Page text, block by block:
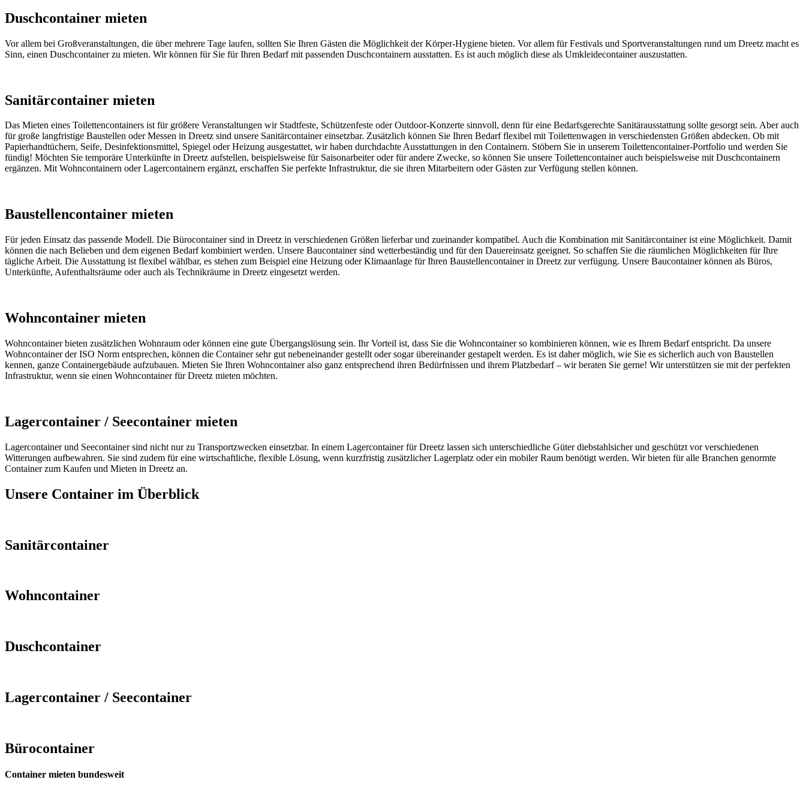
Duschcontainer mieten
Vor allem bei Großveranstaltungen, die über mehrere Tage laufen, sollten Sie Ihren Gästen die Möglichkeit der Körper-Hygiene bieten. Vor allem für Festivals und Sportveranstaltungen rund um Dreetz macht es
Sinn, einen Duschcontainer zu mieten. Wir können für Sie für Ihren Bedarf mit passenden Duschcontainern ausstatten. Es ist auch möglich diese als Umkleidecontainer auszustatten.
Sanitärcontainer mieten
Das Mieten eines Toilettencontainers ist für größere Veranstaltungen wir Stadtfeste, Schützenfeste oder Outdoor-Konzerte sinnvoll, denn für eine Bedarfsgerechte Sanitärausstattung sollte gesorgt sein. Aber auch
für große langfristige Baustellen oder Messen in Dreetz sind unsere Sanitärcontainer einsetzbar. Zusätzlich können Sie Ihren Bedarf flexibel mit Toilettenwagen in verschiedensten Größen abdecken. Ob mit
Papierhandtüchern, Seife, Desinfektionsmittel, Spiegel oder Heizung ausgestattet, wir haben durchdachte Ausstattungen in den Containern. Stöbern Sie in unserem Toilettencontainer-Portfolio und werden Sie
fündig! Möchten Sie temporäre Unterkünfte in Dreetz aufstellen, beispielsweise für Saisonarbeiter oder für andere Zwecke, so können Sie unsere Toilettencontainer auch beispielsweise mit Duschcontainern
ergänzen. Mit Wohncontainern oder Lagercontainern ergänzt, erschaffen Sie perfekte Infrastruktur, die sie ihren Mitarbeitern oder Gästen zur Verfügung stellen können.
Baustellencontainer mieten
Für jeden Einsatz das passende Modell. Die Bürocontainer sind in Dreetz in verschiedenen Größen lieferbar und zueinander kompatibel. Auch die Kombination mit Sanitärcontainer ist eine Möglichkeit. Damit
können die nach Belieben und dem eigenen Bedarf kombiniert werden. Unsere Baucontainer sind wetterbeständig und für den Dauereinsatz geeignet. So schaffen Sie die räumlichen Möglichkeiten für Ihre
tägliche Arbeit. Die Ausstattung ist flexibel wählbar, es stehen zum Beispiel eine Heizung oder Klimaanlage für Ihren Baustellencontainer in Dreetz zur verfügung. Unsere Baucontainer können als Büros,
Unterkünfte, Aufenthaltsräume oder auch als Technikräume in Dreetz eingesetzt werden.
Wohncontainer mieten
Wohncontainer bieten zusätzlichen Wohnraum oder können eine gute Übergangslösung sein. Ihr Vorteil ist, dass Sie die Wohncontainer so kombinieren können, wie es Ihrem Bedarf entspricht. Da unsere
Wohncontainer der ISO Norm entsprechen, können die Container sehr gut nebeneinander gestellt oder sogar übereinander gestapelt werden. Es ist daher möglich, wie Sie es sicherlich auch von Baustellen
kennen, ganze Containergebäude aufzubauen. Mieten Sie Ihren Wohncontainer also ganz entsprechend ihren Bedürfnissen und ihrem Platzbedarf – wir beraten Sie gerne! Wir unterstützen sie mit der perfekten
Infrastruktur, wenn sie einen Wohncontainer für Dreetz mieten möchten.
Lagercontainer / Seecontainer mieten
Lagercontainer und Seecontainer sind nicht nur zu Transportzwecken einsetzbar. In einem Lagercontainer für Dreetz lassen sich unterschiedliche Güter diebstahlsicher und geschützt vor verschiedenen
Witterungen aufbewahren. Sie sind zudem für eine wirtschaftliche, flexible Lösung, wenn kurzfristig zusätzlicher Lagerplatz oder ein mobiler Raum benötigt werden. Wir bieten für alle Branchen genormte
Container zum Kaufen und Mieten in Dreetz an.
Unsere Container im Überblick
Sanitärcontainer
Wohncontainer
Duschcontainer
Lagercontainer / Seecontainer
Bürocontainer
Container mieten bundesweit